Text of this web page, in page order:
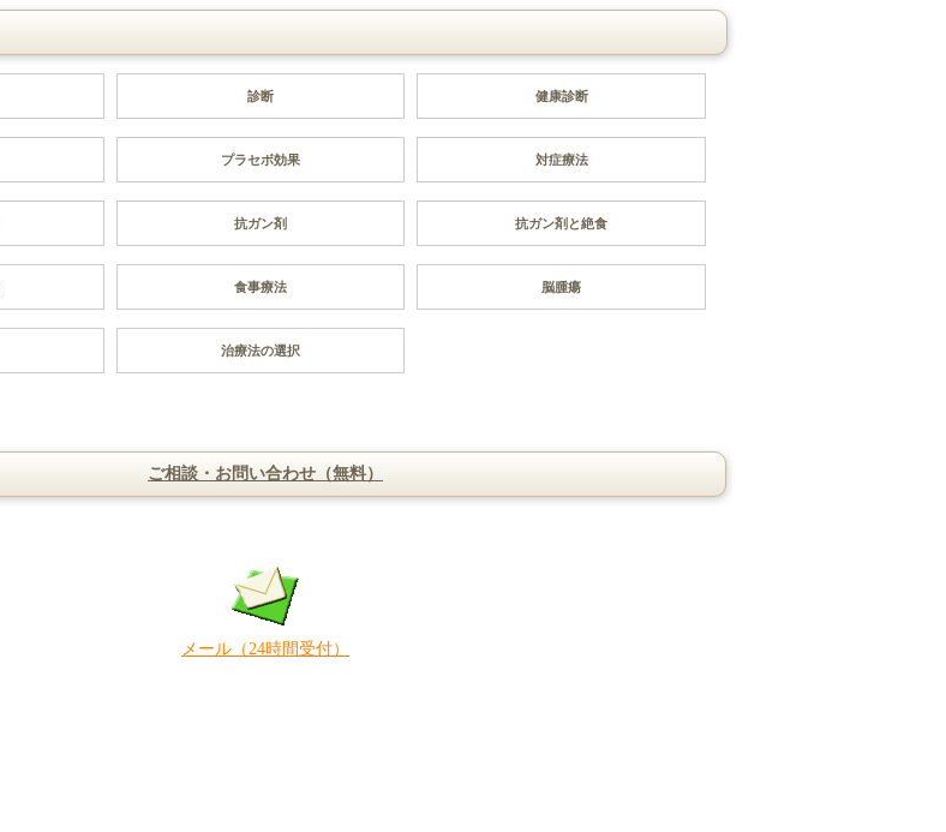
診断 健康診断
プラセボ効果 対症療法
抗ガン剤 抗ガン剤と絶食
食事療法 脳腫瘍
治療法の選択
ご相談・お問い合わせ（無料）
メール（24時間受付）